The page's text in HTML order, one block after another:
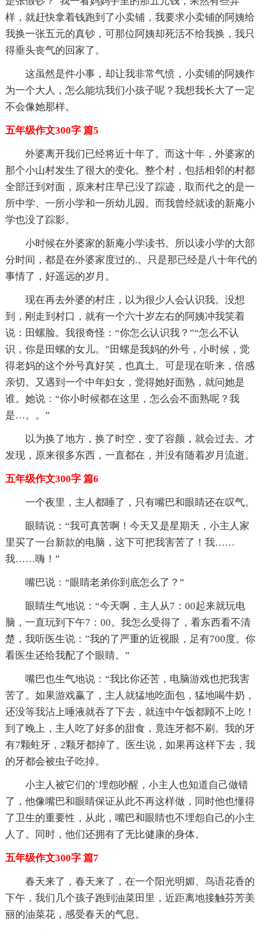
样，就赶快拿着钱跑到了小卖铺，我要求小卖铺的阿姨给
我换一张五元的真钞，可那位阿姨却死活不给我换，我只
得垂头丧气的回家了。
这虽然是件小事，却让我非常气愤，小卖铺的阿姨作
为一个大人，怎么能坑我们小孩子呢？我想我长大了一定
不会像她那样。
五年级作文300字 篇5
外婆离开我们已经将近十年了。而这十年，外婆家的
那个小山村发生了很大的变化。整个村，包括相邻的村都
全部迁到对面，原来村庄早已没了踪迹，取而代之的是一
所中学、一所小学和一所幼儿园。而我曾经就读的新庵小
学也没了踪影。
小时候在外婆家的新庵小学读书。所以读小学的大部
分时间，都是在外婆家度过的.。只是那已经是八十年代的
事情了，好遥远的岁月。
现在再去外婆的村庄，以为很少人会认识我。没想
到，刚走到村口，就有一个六十岁左右的阿姨冲我笑着
说：田螺脸。我很奇怪：“你怎么认识我？”“怎么不认
识，你是田螺的女儿。”田螺是我妈的外号，小时候，觉
得老妈的这个外号真好笑，也真土。可是现在听来，倍感
亲切。又遇到一个中年妇女，觉得她好面熟，就问她是
谁。她说：“你小时候都在这里，怎么会不面熟呢？我
是…。。”
以为换了地方，换了时空，变了容颜，就会过去。才
发现，原来很多东西，一直都在，并没有随着岁月流逝。
五年级作文300字 篇6
一个夜里，主人都睡了，只有嘴巴和眼睛还在叹气。
眼睛说：“我可真苦啊！今天又是星期天，小主人家
里买了一台新款的电脑，这下可把我害苦了！我……
我……嗨！”
嘴巴说：“眼睛老弟你到底怎么了？”
眼睛生气地说：“今天啊，主人从7：00起来就玩电
脑，一直玩到下午7：00。我怎么受得了，看东西看不清
楚，我听医生说：”我的了严重的近视眼，足有700度。你
看医生还给我配了个眼睛。”
嘴巴也生气地说：“我比你还苦，电脑游戏也把我害
苦了。如果游戏赢了，主人就猛地吃面包，猛地喝牛奶，
还没等我沾上唾液就吞了下去，就连中午饭都顾不上吃！
到了晚上，主人吃了好多的甜食，竟连牙都不刷。我的牙
有7颗蛀牙，2颗牙都掉了。医生说，如果再这样下去，我
的牙都会被虫子吃掉。
小主人被它们的`埋怨吵醒，小主人也知道自己做错
了，他像嘴巴和眼睛保证从此不再这样做，同时他也懂得
了卫生的重要性，从此，嘴巴和眼睛也不埋怨自己的小主
人了。同时，他们还拥有了无比健康的身体。
五年级作文300字 篇7
春天来了，春天来了，在一个阳光明媚、鸟语花香的
下午，我们几个孩子跑到油菜田里，近距离地接触芬芳美
丽的油菜花，感受春天的气息。